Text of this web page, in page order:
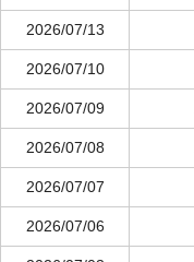
2026/07/13
2026/07/10
2026/07/09
2026/07/08
2026/07/07
2026/07/06